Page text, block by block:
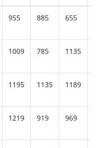
955 885 655
1009 785 1135
1195 1135 1189
1219 919 969